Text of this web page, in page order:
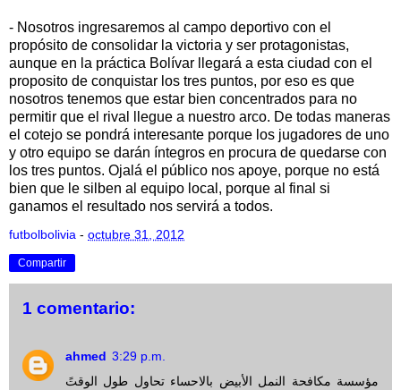
- Nosotros ingresaremos al campo deportivo con el
propósito de consolidar la victoria y ser protagonistas,
aunque en la práctica Bolívar llegará a esta ciudad con el
proposito de conquistar los tres puntos, por eso es que
nosotros tenemos que estar bien concentrados para no
permitir que el rival llegue a nuestro arco. De todas maneras
el cotejo se pondrá interesante porque los jugadores de uno
y otro equipo se darán íntegros en procura de quedarse con
los tres puntos. Ojalá el público nos apoye, porque no está
bien que le silben al equipo local, porque al final si
ganamos el resultado nos servirá a todos.
futbolbolivia - octubre 31, 2012
Compartir
1 comentario:
ahmed 3:29 p.m.
مؤسسة مكافحة النمل الأبيض بالاحساء تحاول طول الوقتً